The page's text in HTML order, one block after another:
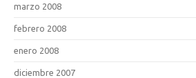
marzo 2008
febrero 2008
enero 2008
diciembre 2007